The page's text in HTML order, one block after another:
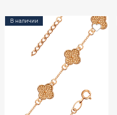
В наличии